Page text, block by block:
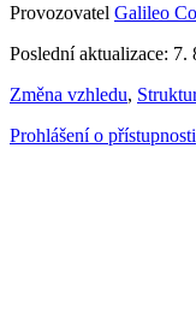
Provozovatel Galileo
Poslední aktualizace: 7.
Změna vzhledu,
Prohlášení o přístupnosti